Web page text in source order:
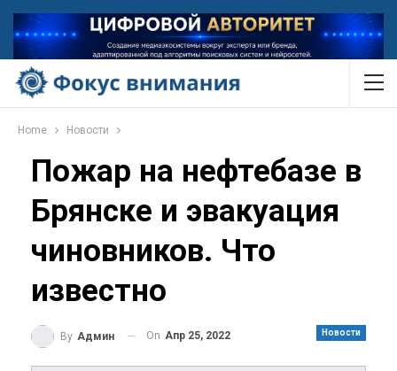
Home Новости
Пожар на нефтебазе в
Брянске и эвакуация
чиновников. Что
известно
Новости
By Админ On Апр 25, 2022